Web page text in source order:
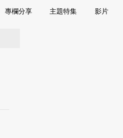
專欄分享 主題特集 影片